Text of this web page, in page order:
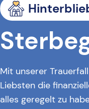
Mit unserer
Liebsten die
alles geregelt zu